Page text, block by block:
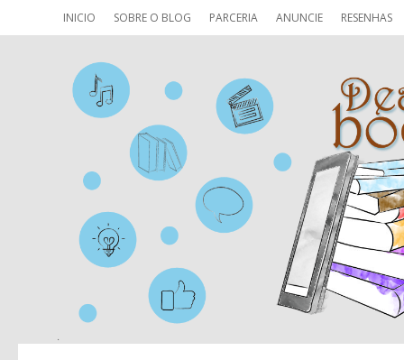
INICIO SOBRE O BLOG PARCERIA ANUNCIE RESENHAS